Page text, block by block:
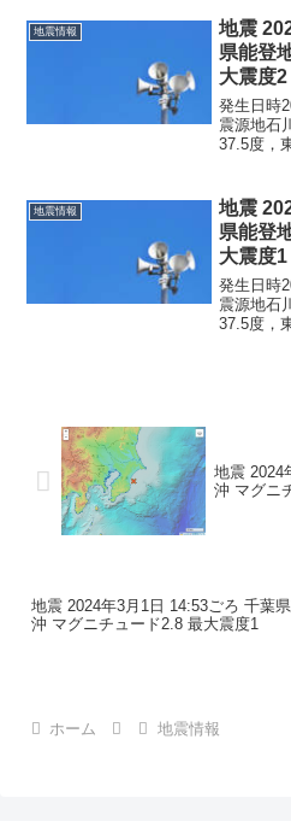
地震情報
地震
県能登
大震度2
発生日時
震源地石
37.5度，
りません
地震情報
地震
県能登
大震度1
発生日時
震源地石
37.5度，
地震 2024
沖 マグニ
地震 2024年3月1日 14:53ごろ 千葉
沖 マグニチュード2.8 最大震度1
ホーム 地震情報